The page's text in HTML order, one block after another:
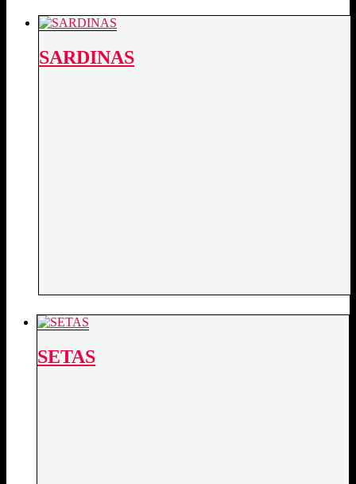
SARDINAS
SETAS